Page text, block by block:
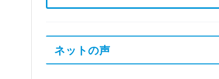
ネットの声